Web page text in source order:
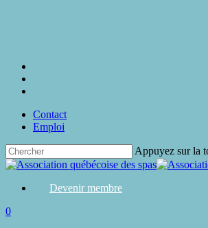
Contact
Emploi
Appuyez sur la
Close
Devenir membre
search
0